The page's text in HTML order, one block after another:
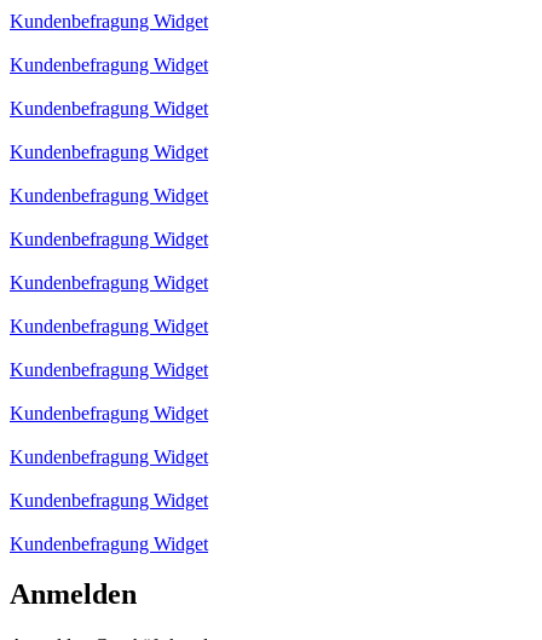
Kundenbefragung Widget
Kundenbefragung Widget
Kundenbefragung Widget
Kundenbefragung Widget
Kundenbefragung Widget
Kundenbefragung Widget
Kundenbefragung Widget
Kundenbefragung Widget
Kundenbefragung Widget
Kundenbefragung Widget
Kundenbefragung Widget
Kundenbefragung Widget
Kundenbefragung Widget
Anmelden